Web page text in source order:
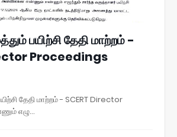
பயிற்சி தேதி மாற்றம் -
Proceedings
தேதி மாற்றம் - SCERT Director
எழு…